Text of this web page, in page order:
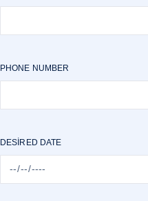
PHONE NUMBER
DESIRED DATE